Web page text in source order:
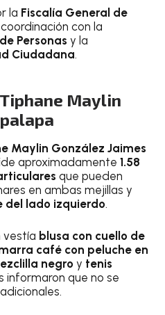
la Fiscalía General de
coordinación con la
Personas y la
Ciudadana.
Maylin
Maylin González Jaimes
aproximadamente1.58
que pueden
en ambas mejillas y
del lado izquierdo.
vestía blusa con cuello de
café con peluche en
negro y tenis
informaron que no se